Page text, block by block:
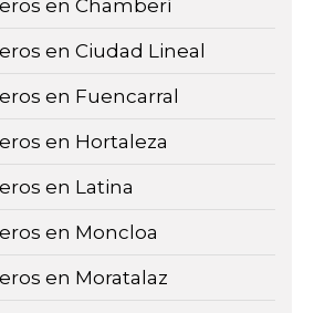
en Chamberí
en Ciudad Lineal
en Fuencarral
en Hortaleza
en Latina
en Moncloa
en Moratalaz